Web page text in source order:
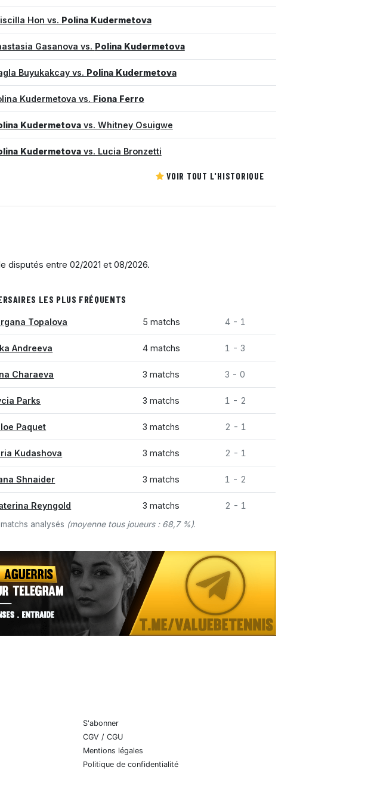
Hon vs. Polina Kudermetova
Gasanova vs. Polina Kudermetova
Buyukakcay vs. Polina Kudermetova
Kudermetova vs. Fiona Ferro
Kudermetovavs. Whitney Osuigwe
Kudermetovavs. Lucia Bronzetti
VOIR TOUT L'HISTORIQUE
disputés entre 02/2021 et 08/2026.
LES PLUS FRÉQUENTS
Topalova 5 matchs 4 - 1
Andreeva 4 matchs 1 - 3
Charaeva 3 matchs 3 - 0
Parks 3 matchs 1 - 2
Paquet 3 matchs 2 - 1
Kudashova 3 matchs 2 - 1
Shnaider 3 matchs 1 - 2
Reyngold 3 matchs 2 - 1
analysés (moyenne tous joueurs : 68,7 %).
S'abonner
CGV / CGU
Mentions légales
Politique de confidentialité